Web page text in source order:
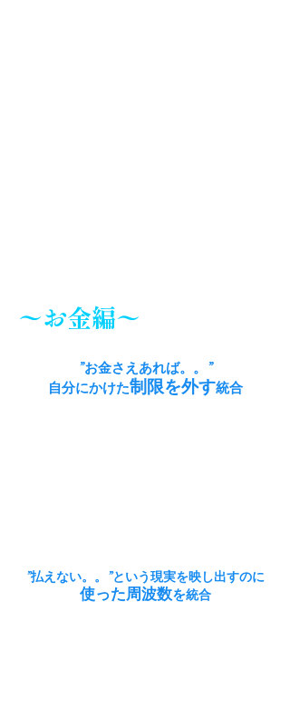
〜お金編〜
”お金さえあれば。。”
自分にかけた制限を外す統合
”払えない。。”という現実を映し出すのに
使った周波数を統合